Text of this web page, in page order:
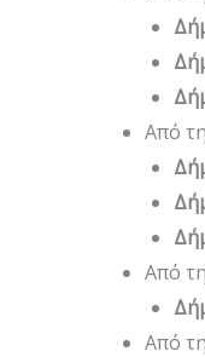
Από
Από
Από